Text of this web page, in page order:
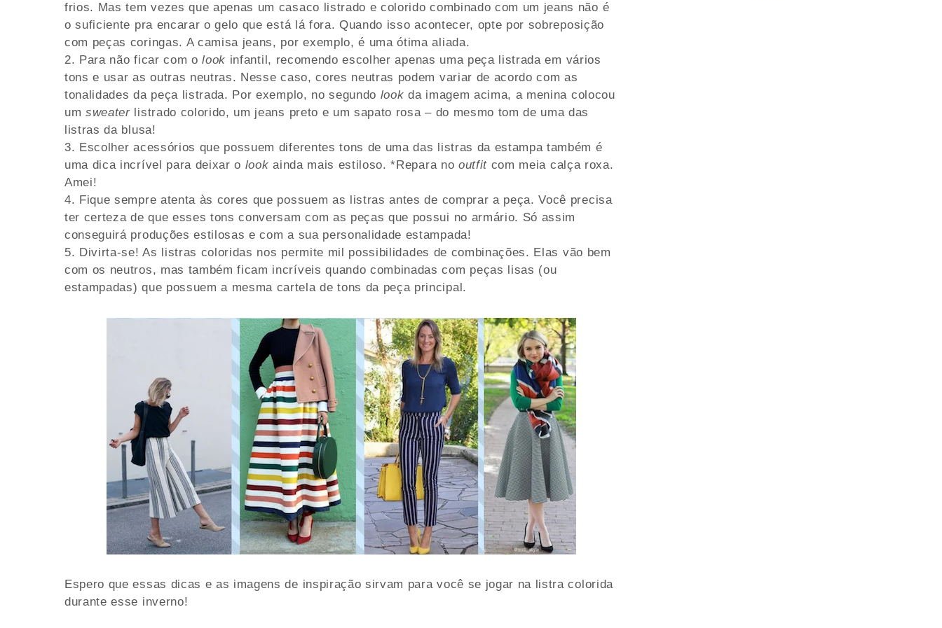
frios. Mas tem vezes que apenas um casaco listrado e colorido combinado com um jeans não é
o suficiente pra encarar o gelo que está lá fora. Quando isso acontecer, opte por sobreposição
com peças coringas. A camisa jeans, por exemplo, é uma ótima aliada.
Para não ficar com olook infantil, recomendo escolher apenas uma peça listrada em vários
tons e usar as outras neutras. Nesse caso, cores neutras podem variar de acordo com as
tonalidades da peça listrada. Por exemplo, no segundo look da imagem acima, a menina colocou
umsweater listrado colorido, um jeans preto e um sapato rosa – do mesmo tom de uma das
listras da blusa!
Escolher acessórios que possuem diferentes tons de uma das listras da estampa também é
uma dica incrível para deixar o look ainda mais estiloso. *Repara no outfit com meia calça roxa.
Amei!
Fique sempre atenta às cores que possuem as listras antes de comprar a peça. Você precisa
ter certeza de que esses tons conversam com as peças que possui no armário. Só assim
conseguirá produções estilosas e com a sua personalidade estampada!
Divirta-se! As listras coloridas nos permite mil possibilidades de combinações. Elas vão bem
com os neutros, mas também ficam incríveis quando combinadas com peças lisas (ou
estampadas) que possuem a mesma cartela de tons da peça principal.
Espero que essas dicas e as imagens de inspiração sirvam para você se jogar na listra colorida
durante esse inverno!